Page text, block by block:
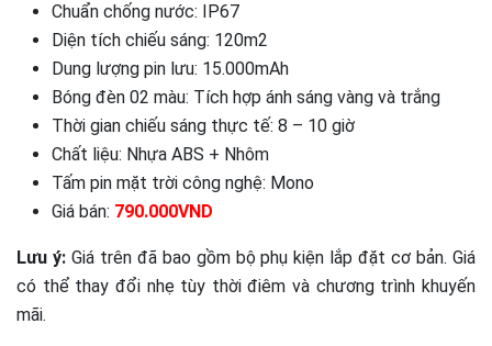
Chuẩn chống nước: IP67
Diện tích chiếu sáng: 120m2
Dung lượng pin lưu: 15.000mAh
Bóng đèn 02 màu: Tích hợp ánh sáng vàng và trắng
Thời gian chiếu sáng thực tế: 8 – 10 giờ
Chất liệu: Nhựa ABS + Nhôm
Tấm pin mặt trời công nghệ: Mono
Giá bán: 790.000VND
Lưu ý:Giá trên đã bao gồm bộ phụ kiện lắp đặt cơ bản. Giá
có thể thay đổi nhẹ tùy thời điêm và chương trình khuyến
mãi.